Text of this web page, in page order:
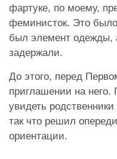
фартуке, по моему,
феминисток. Это было
был элемент одежды,
задержали.
До этого, перед
приглашении на него.
увидеть
так что решил
ориентации.